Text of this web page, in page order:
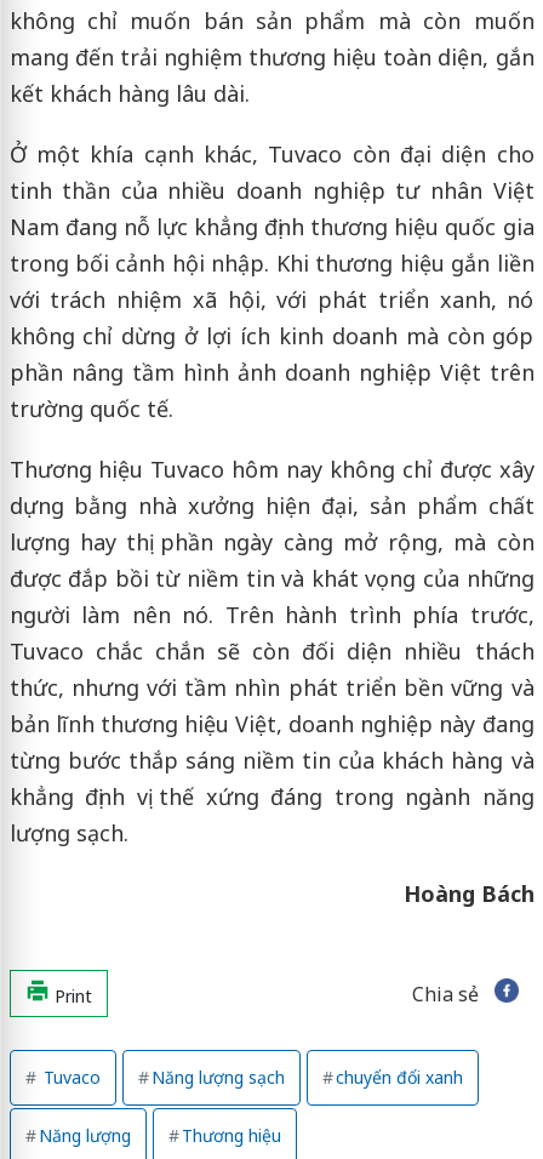
không chỉ muốn bán sản phẩm mà còn muốn
mang đến trải nghiệm thương hiệu toàn diện, gắn
kết khách hàng lâu dài.
Ở một khía cạnh khác, Tuvaco còn đại diện cho
tinh thần của nhiều doanh nghiệp tư nhân Việt
Nam đang nỗ lực khẳng định thương hiệu quốc gia
trong bối cảnh hội nhập. Khi thương hiệu gắn liền
với trách nhiệm xã hội, với phát triển xanh, nó
không chỉ dừng ở lợi ích kinh doanh mà còn góp
phần nâng tầm hình ảnh doanh nghiệp Việt trên
trường quốc tế.
Thương hiệu Tuvaco hôm nay không chỉ được xây
dựng bằng nhà xưởng hiện đại, sản phẩm chất
lượng hay thị phần ngày càng mở rộng, mà còn
được đắp bồi từ niềm tin và khát vọng của những
người làm nên nó. Trên hành trình phía trước,
Tuvaco chắc chắn sẽ còn đối diện nhiều thách
thức, nhưng với tầm nhìn phát triển bền vững và
bản lĩnh thương hiệu Việt, doanh nghiệp này đang
từng bước thắp sáng niềm tin của khách hàng và
khẳng định vị thế xứng đáng trong ngành năng
lượng sạch.
Hoàng Bách
Print Chia sẻ
Tuvaco Năng lượng sạch chuyển đổi xanh
Năng lượng Thương hiệu